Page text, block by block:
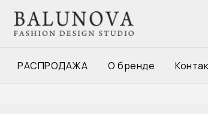
РАСПРОДАЖА О бренде